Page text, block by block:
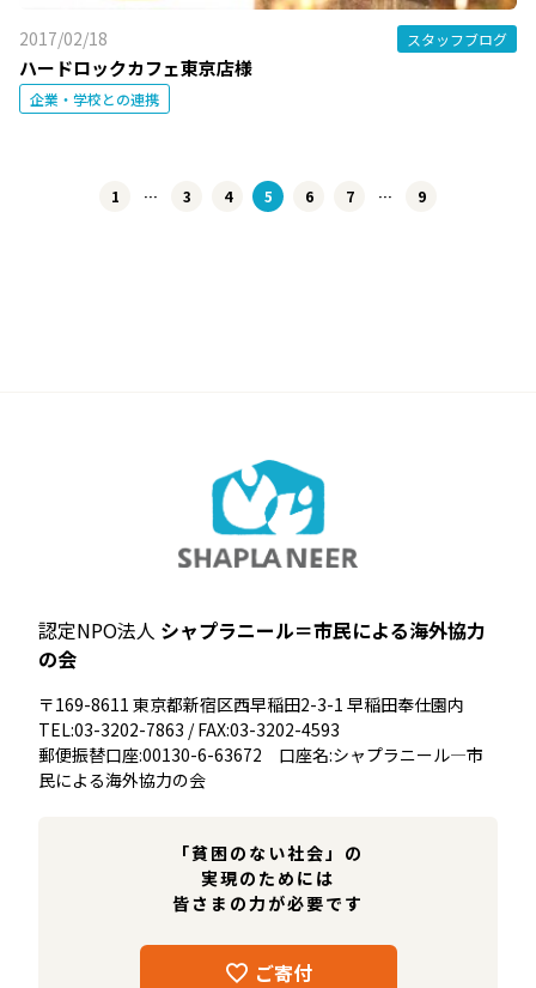
2017/02/18 スタッフブログ
ハードロックカフェ東京店様
企業・学校との連携
1 … 3 4 5 6 7 … 9
認定NPO法人 シャプラニール＝市民による海外協力
の会
〒169-8611 東京都新宿区西早稲田2-3-1 早稲田奉仕園内
TEL:03-3202-7863 / FAX:03-3202-4593
郵便振替口座:00130-6-63672 口座名:シャプラニール―市
民による海外協力の会
「貧困のない社会」の
実現のためには
皆さまの力が必要です
ご寄付